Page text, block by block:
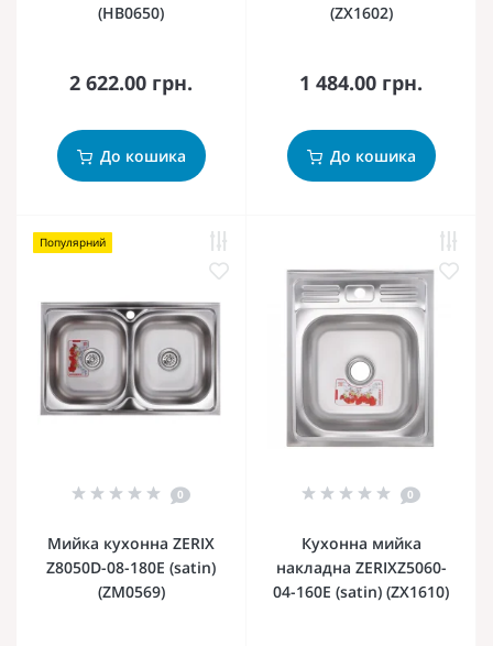
(HB0650)
2 622.00 грн.
До кошика
(ZX1602)
1 484.00 грн.
До кошика
Популярний
0
Мийка кухонна ZERIX
Z8050D-08-180E (satin)
(ZM0569)
0
Кухонна мийка
накладна ZERIXZ5060-
04-160E (satin) (ZX1610)